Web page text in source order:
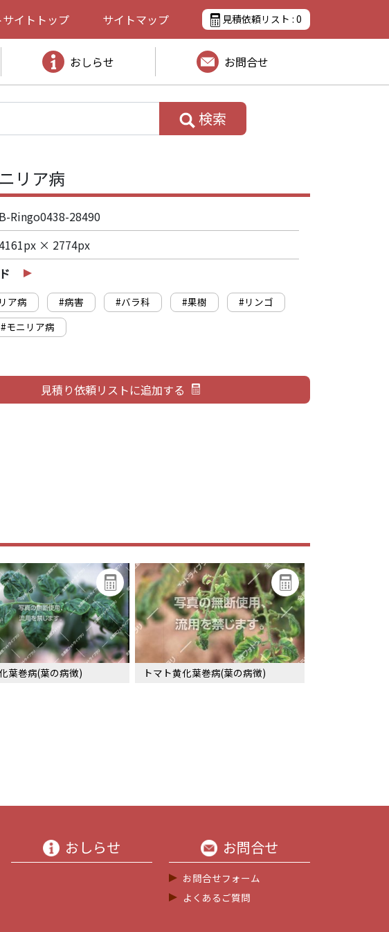
イト トップ サイトマップ 見積依頼リスト : 0
おしらせ お問合せ
検索
リア病
B-Ringo0438-28490
× 2774px
ア病 #病害 #バラ科 #果樹
#リンゴ
#モニリア病
葉巻病(葉の病徴) トマト黄化葉巻病(葉の病徴)
おしらせ お問合せ
お問合せフォーム
よくあるご質問